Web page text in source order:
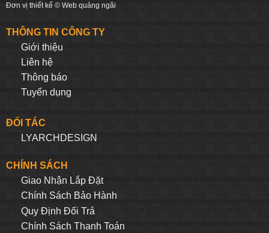
Đơn vị thiết kế © Web quảng ngãi
THÔNG TIN CÔNG TY
Giới thiệu
Liên hệ
Thông báo
Tuyển dụng
ĐỐI TÁC
LYARCHDESIGN
CHÍNH SÁCH
Giao Nhận Lắp Đặt
Chính Sách Bảo Hành
Quy Định Đối Trả
Chính Sách Thanh Toán